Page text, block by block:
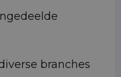
branches